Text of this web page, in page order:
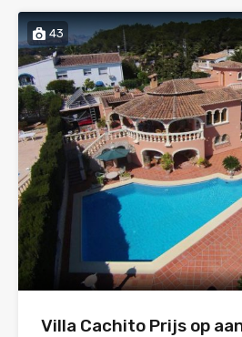
43
Villa Cachito Prijs op